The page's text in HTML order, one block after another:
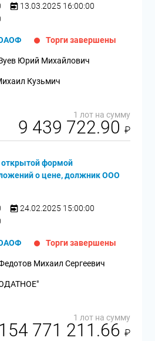
13.03.2025 16:00:00
Торги завершены
Юрий Михайлович
Кузьмич
1 лот на сумму
9 439 722.90 ₽
формой
о цене, должник ООО
24.02.2025 15:00:00
Торги завершены
Михаил Сергеевич
1 лот на сумму
154 771 211.66 ₽